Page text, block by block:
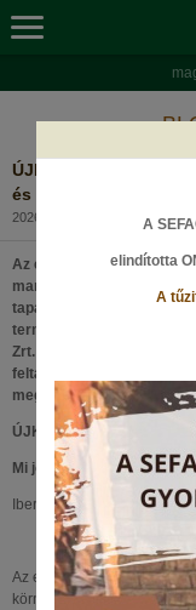
ÚJKELETŰ
és megoldások
2026. június 19., Péntek
Az elmúlt évek aszályos
markánsabban jelennek
tapasztalható új
természetvédelmi
Zrt. Szántódi
feltárásáról, hanem a jövő
megoldásokról is szólt.
ÚJKELETŰ ERDŐKÁROK
Mi jöhet még?
Iberpaker Gábor, Nagy
Az elmúlt esztendők
környezet minden
A
elindította
A